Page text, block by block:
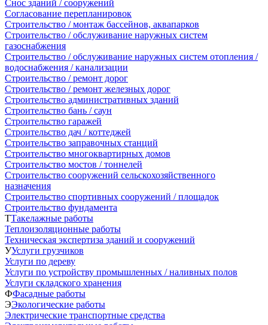
Снос зданий / сооружений
Согласование перепланировок
Строительство / монтаж бассейнов, аквапарков
Строительство / обслуживание наружных систем
газоснабжения
Строительство / обслуживание наружных систем отопления /
водоснабжения / канализации
Строительство / ремонт дорог
Строительство / ремонт железных дорог
Строительство административных зданий
Строительство бань / саун
Строительство гаражей
Строительство дач / коттеджей
Строительство заправочных станций
Строительство многоквартирных домов
Строительство мостов / тоннелей
Строительство сооружений сельскохозяйственного
назначения
Строительство спортивных сооружений / площадок
Строительство фундамента
ТТакелажные работы
Теплоизоляционные работы
Техническая экспертиза зданий и сооружений
УУслуги грузчиков
Услуги по дереву
Услуги по устройству промышленных / наливных полов
Услуги складского хранения
ФФасадные работы
ЭЭкологические работы
Электрические транспортные средства